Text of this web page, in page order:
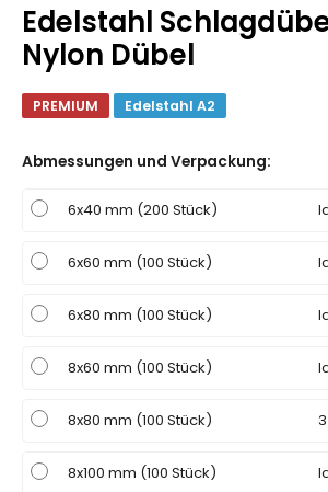
Edelstahl
Nylon Dübel
PREMIUM Edelstahl A2
Abmessungen und Verpackung:
6x40 mm (200 Stück)
6x60 mm (100 Stück)
6x80 mm (100 Stück)
8x60 mm (100 Stück)
8x80 mm (100 Stück)
8x100 mm (100 Stück)